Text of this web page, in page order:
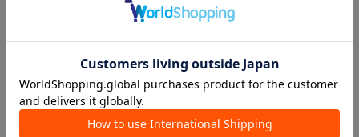
2026.07.31
ファッションアイテム✨
天神地下街店
2026.08.07
yuka
天神地下街店